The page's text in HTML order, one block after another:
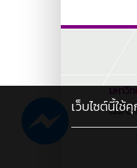
มหาวิท
"นวัต
เว็บไซต์นี้ใช้